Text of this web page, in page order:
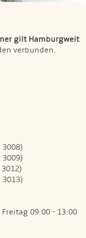
gilt Hamburgweit
verbunden.
3009)
09:00 - 13:00